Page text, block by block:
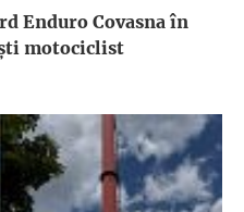
Enduro Covasna în
motociclist